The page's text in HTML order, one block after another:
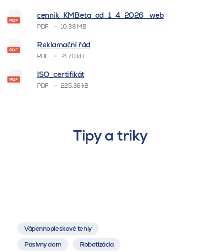
cenník_KMBeta_od_1_4_2026 _web
PDF 10.38 MB
Reklamační řád
PDF 74.70 kB
ISO_certifikát
PDF 225.36 kB
Tipy a triky
Vápennopieskové tehly
Pasívny dom
Robotizácia